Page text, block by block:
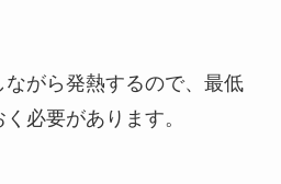
ながら発熱するので、最低
必要があります。